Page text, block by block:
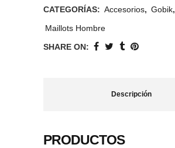
CATEGORÍAS: Accesorios, Gobik,
Maillots Hombre
SHARE ON:
Descripción
PRODUCTOS